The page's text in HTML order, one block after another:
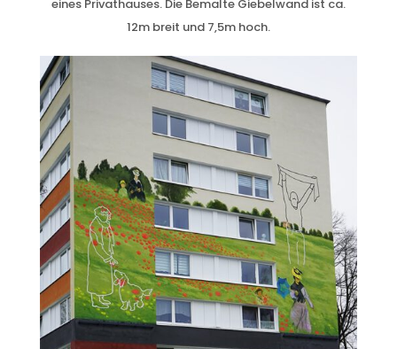
eines Privathauses. Die Bemalte Giebelwand ist ca.
12m breit und 7,5m hoch.